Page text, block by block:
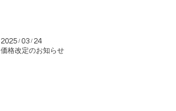
2025 / 03 / 24
価格改定のお知らせ